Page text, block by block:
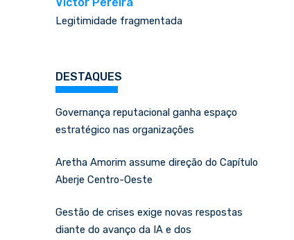
Legitimidade fragmentada
DESTAQUES
Governança reputacional ganha espaço
estratégico nas organizações
Aretha Amorim assume direção do Capítulo
Aberje Centro-Oeste
Gestão de crises exige novas respostas
diante do avanço da IA e dos